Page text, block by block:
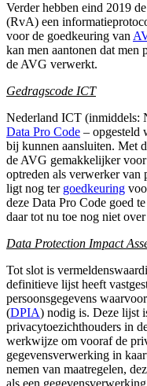
Verder hebben eind 2019
(RvA) een
voor de goedkeuring van
kan men aantonen dat men
de AVG verwerkt.
Gedragscode ICT
Nederland ICT (inmiddels:
Data Pro Code – opgesteld
bij kunnen aansluiten. Met
de AVG gemakkelijker
optreden als verwerker van
ligt nog ter goedkeuring
deze Data Pro Code goed
daar tot nu toe nog niet
Data Protection Impact
Tot slot is
definitieve lijst heeft
persoonsgegevens
(DPIA) nodig is. Deze lijst
privacytoezichthouders in
werkwijze om vooraf de
gegevensverwerking in
nemen van maatregelen,